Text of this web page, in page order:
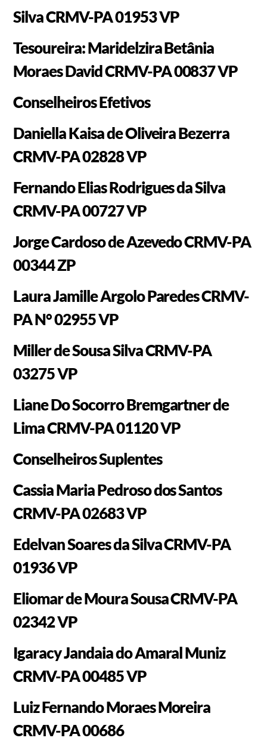
Silva CRMV-PA 01953 VP
Tesoureira: Maridelzira Betânia
Moraes David CRMV-PA 00837 VP
Conselheiros Efetivos
Daniella Kaisa de Oliveira Bezerra
CRMV-PA 02828 VP
Fernando Elias Rodrigues da Silva
CRMV-PA 00727 VP
Jorge Cardoso de Azevedo CRMV-PA
00344 ZP
Laura Jamille Argolo Paredes CRMV-
PA N° 02955 VP
Miller de Sousa Silva CRMV-PA
03275 VP
Liane Do Socorro Bremgartner de
Lima CRMV-PA 01120 VP
Conselheiros Suplentes
Cassia Maria Pedroso dos Santos
CRMV-PA 02683 VP
Edelvan Soares da Silva CRMV-PA
01936 VP
Eliomar de Moura Sousa CRMV-PA
02342 VP
Igaracy Jandaia do Amaral Muniz
CRMV-PA 00485 VP
Luiz Fernando Moraes Moreira
CRMV-PA 00686